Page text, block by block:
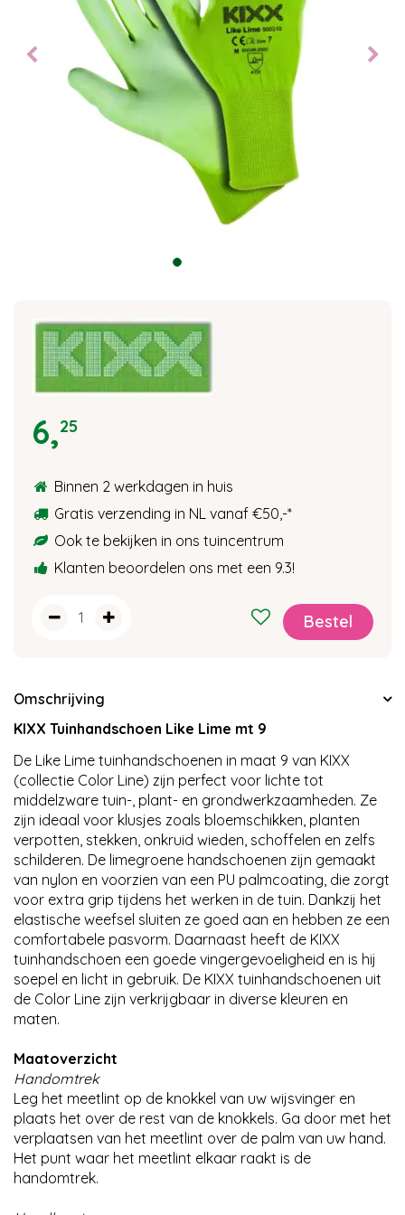
6,25
Binnen 2 werkdagen in huis
Gratis verzending in NL vanaf €50,-*
Ook te bekijken in ons tuincentrum
Klanten beoordelen ons met een 9.3!
Omschrijving
KIXX Tuinhandschoen Like Lime mt 9
De Like Lime tuinhandschoenen in maat 9 van KIXX
(collectie Color Line) zijn perfect voor lichte tot
middelzware tuin-, plant- en grondwerkzaamheden. Ze
zijn ideaal voor klusjes zoals bloemschikken, planten
verpotten, stekken, onkruid wieden, schoffelen en zelfs
schilderen. De limegroene handschoenen zijn gemaakt
van nylon en voorzien van een PU palmcoating, die zorgt
voor extra grip tijdens het werken in de tuin. Dankzij het
elastische weefsel sluiten ze goed aan en hebben ze een
comfortabele pasvorm. Daarnaast heeft de KIXX
tuinhandschoen een goede vingergevoeligheid en is hij
soepel en licht in gebruik. De KIXX tuinhandschoenen uit
de Color Line zijn verkrijgbaar in diverse kleuren en
maten.
Maatoverzicht
Handomtrek
Leg het meetlint op de knokkel van uw wijsvinger en
plaats het over de rest van de knokkels. Ga door met het
verplaatsen van het meetlint over de palm van uw hand.
Het punt waar het meetlint elkaar raakt is de
handomtrek.